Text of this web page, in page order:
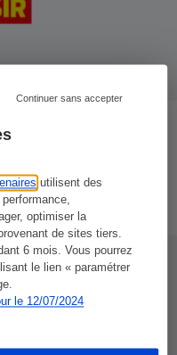
utilisent des
optimiser la
de sites tiers.
6 mois. Vous pourrez
le lien « paramétrer
le 12/07/2024
Continuer sans accepter
pétrole - 10
leur facture de